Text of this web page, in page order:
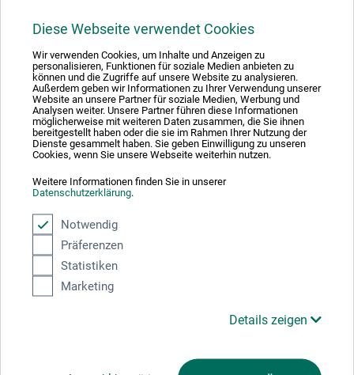
Diese Webseite verwendet Cookies
Wir verwenden Cookies, um Inhalte und Anzeigen zu
personalisieren, Funktionen für soziale Medien anbieten zu
können und die Zugriffe auf unsere Website zu analysieren.
Außerdem geben wir Informationen zu Ihrer Verwendung unserer
Website an unsere Partner für soziale Medien, Werbung und
Analysen weiter. Unsere Partner führen diese Informationen
möglicherweise mit weiteren Daten zusammen, die Sie ihnen
bereitgestellt haben oder die sie im Rahmen Ihrer Nutzung der
Dienste gesammelt haben. Sie geben Einwilligung zu unseren
Cookies, wenn Sie unsere Webseite weiterhin nutzen.
Weitere Informationen finden Sie in unserer
Datenschutzerklärung.
Notwendig
Präferenzen
Statistiken
Marketing
Details zeigen
Ausgezeichnet sicher
Zahlungsarten im Onlineshop
Produktkategorien